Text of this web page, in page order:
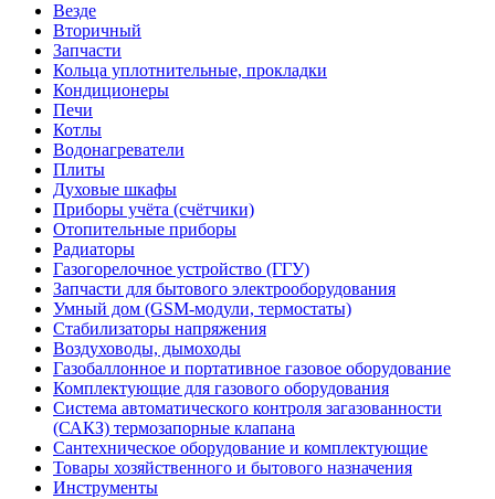
Везде
Вторичный
Запчасти
Кольца уплотнительные, прокладки
Кондиционеры
Печи
Котлы
Водонагреватели
Плиты
Духовые шкафы
Приборы учёта (счётчики)
Отопительные приборы
Радиаторы
Газогорелочное устройство (ГГУ)
Запчасти для бытового электрооборудования
Умный дом (GSM-модули, термостаты)
Cтабилизаторы напряжения
Воздуховоды, дымоходы
Газобаллонное и портативное газовое оборудование
Комплектующие для газового оборудования
Система автоматического контроля загазованности
(САКЗ) термозапорные клапана
Сантехническое оборудование и комплектующие
Товары хозяйственного и бытового назначения
Инструменты